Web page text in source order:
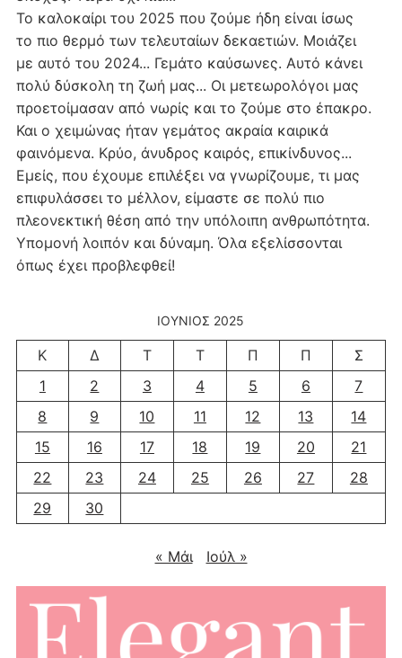
Το καλοκαίρι του 2025 που ζούμε ήδη είναι ίσως
το πιο θερμό των τελευταίων δεκαετιών. Μοιάζει
με αυτό του 2024... Γεμάτο καύσωνες. Αυτό κάνει
πολύ δύσκολη τη ζωή μας... Οι μετεωρολόγοι μας
προετοίμασαν από νωρίς και το ζούμε στο έπακρο.
Και ο χειμώνας ήταν γεμάτος ακραία καιρικά
φαινόμενα. Κρύο, άνυδρος καιρός, επικίνδυνος...
Εμείς, που έχουμε επιλέξει να γνωρίζουμε, τι μας
επιφυλάσσει το μέλλον, είμαστε σε πολύ πιο
πλεονεκτική θέση από την υπόλοιπη ανθρωπότητα.
Υπομονή λοιπόν και δύναμη. Όλα εξελίσσονται
όπως έχει προβλεφθεί!
ΙΟΎΝΙΟΣ 2025
Κ Δ Τ Τ Π Π
Σ
1
2 3 4 5 6
7
8
9 10 11 12 13
14
15
16 17 18 19 20
21
22
23 24 25 26 27
28
29
30
« Μάι Ιούλ »